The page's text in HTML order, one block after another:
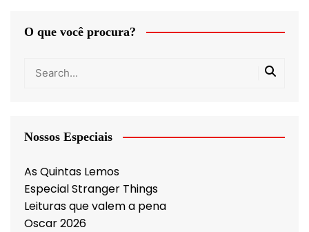
O que você procura?
Nossos Especiais
As Quintas Lemos
Especial Stranger Things
Leituras que valem a pena
Oscar 2026